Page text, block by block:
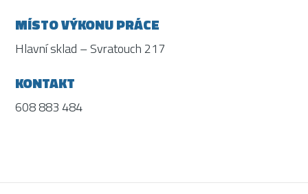
MÍSTO VÝKONU PRÁCE
Hlavní sklad – Svratouch 217
KONTAKT
608 883 484